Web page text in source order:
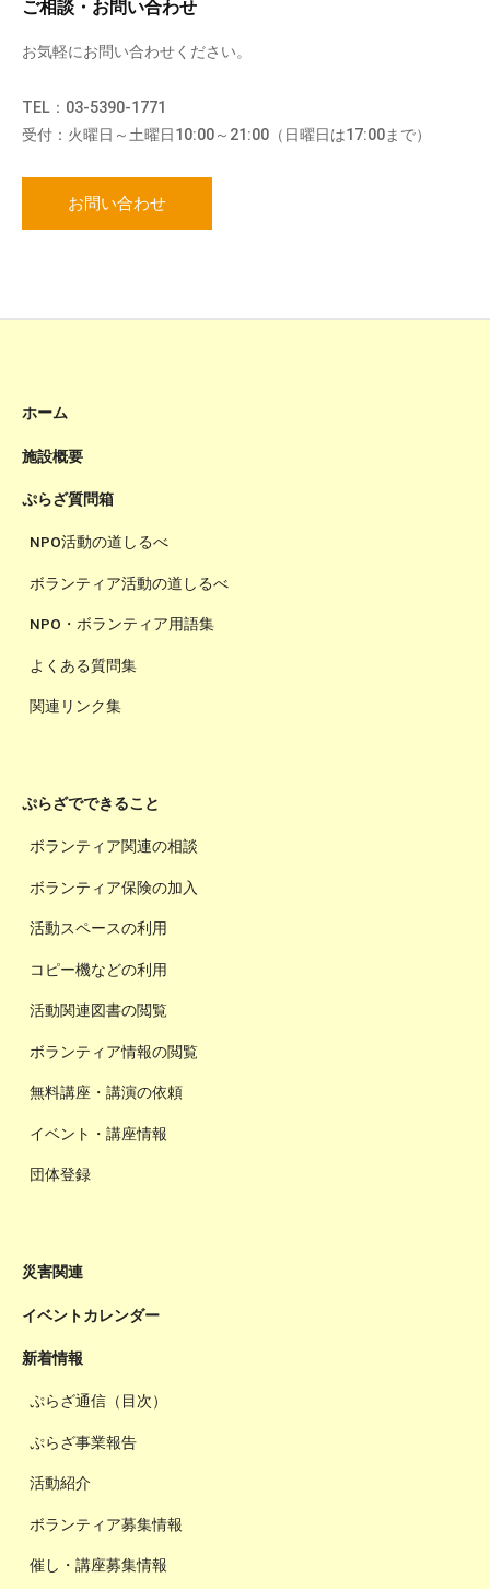
ご相談・お問い合わせ
お気軽にお問い合わせください。
TEL：03-5390-1771
受付：火曜日～土曜日10:00～21:00（日曜日は17:00まで）
お問い合わせ
ホーム
施設概要
ぷらざ質問箱
NPO活動の道しるべ
ボランティア活動の道しるべ
NPO・ボランティア用語集
よくある質問集
関連リンク集
ぷらざでできること
ボランティア関連の相談
ボランティア保険の加入
活動スペースの利用
コピー機などの利用
活動関連図書の閲覧
ボランティア情報の閲覧
無料講座・講演の依頼
イベント・講座情報
団体登録
災害関連
イベントカレンダー
新着情報
ぷらざ通信（目次）
ぷらざ事業報告
活動紹介
ボランティア募集情報
催し・講座募集情報